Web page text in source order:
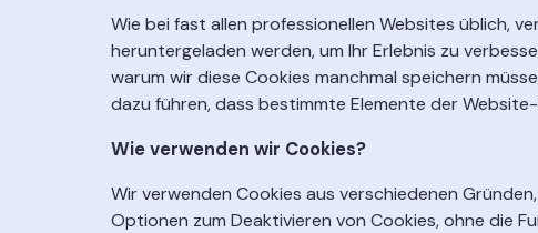
Wie bei fast allen professionellen Websites üblich,
heruntergeladen werden, um Ihr Erlebnis zu
warum wir diese Cookies manchmal speichern
dazu führen, dass bestimmte Elemente der
Wie verwenden wir Cookies?
Wir verwenden Cookies aus verschiedenen
Optionen zum Deaktivieren von Cookies, ohne die